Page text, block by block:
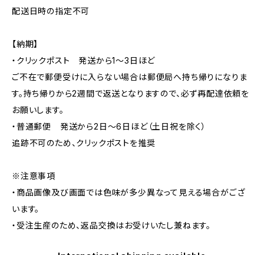
配送日時の指定不可
【納期】
・クリックポスト 発送から1〜3日ほど
ご不在で郵便受けに入らない場合は郵便局へ持ち帰りになりま
す。持ち帰りから2週間で返送となりますので、必ず再配達依頼を
お願いします。
・普通郵便 発送から2日〜6日ほど（土日祝を除く）
追跡不可のため、クリックポストを推奨
※注意事項
・商品画像及び画面では色味が多少異なって見える場合がござ
います。
・受注生産のため、返品交換はお受けいたし兼ねます。